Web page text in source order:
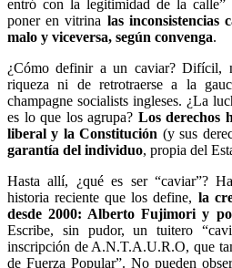
entró con la legitimidad de la
poner en vitrina las inconsistencias
malo y viceversa, según convenga.
¿Cómo definir a un caviar? Difícil,
riqueza ni de retrotraerse a la
champagne socialists ingleses. ¿La
es lo que los agrupa? Los derechos
liberal y la Constitución (y sus
garantía del individuo, propia del
Hasta allí, ¿qué es ser “caviar”?
historia reciente que los define, la
desde 2000: Alberto Fujimori y
Escribe, sin pudor, un tuitero
inscripción de A.N.T.A.U.R.O, que
de Fuerza Popular”. No pueden